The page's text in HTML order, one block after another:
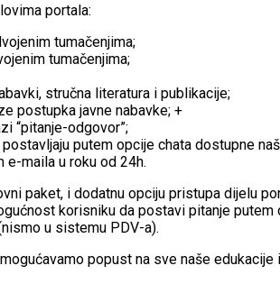
portala:
tumačenjima;
tumačenjima;
stručna literatura i publikacije;
postupka javne nabavke; +
“pitanje-odgovor”;
putem opcije chata dostupne
e-maila u roku od 24h.
paket, i dodatnu opciju pristupa dijelu
korisniku da postavi pitanje putem
u sistemu PDV-a).
popust na sve naše edukacije